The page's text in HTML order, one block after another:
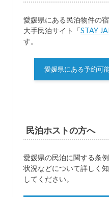
愛媛県にある民泊物件の
大手民泊サイト「STAY
す。
愛媛県にある予約可
民泊ホストの方へ
愛媛県の民泊に関する条
状況などについて詳しく
してください。